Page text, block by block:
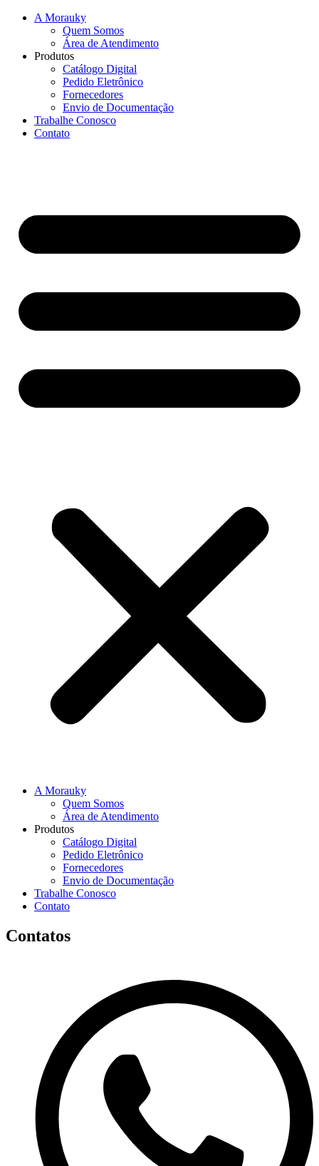
A Morauky
Quem Somos
Área de Atendimento
Produtos
Catálogo Digital
Pedido Eletrônico
Fornecedores
Envio de Documentação
Trabalhe Conosco
Contato
A Morauky
Quem Somos
Área de Atendimento
Produtos
Catálogo Digital
Pedido Eletrônico
Fornecedores
Envio de Documentação
Trabalhe Conosco
Contato
Contatos